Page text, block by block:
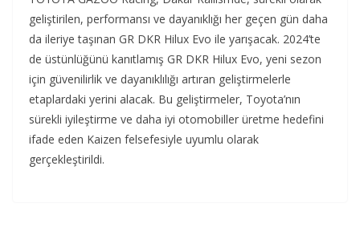
geliştirilen, performansı ve dayanıklığı her geçen gün daha
da ileriye taşınan GR DKR Hilux Evo ile yarışacak. 2024’te
de üstünlüğünü kanıtlamış GR DKR Hilux Evo, yeni sezon
için güvenilirlik ve dayanıklılığı artıran geliştirmelerle
etaplardaki yerini alacak. Bu geliştirmeler, Toyota’nın
sürekli iyileştirme ve daha iyi otomobiller üretme hedefini
ifade eden Kaizen felsefesiyle uyumlu olarak
gerçekleştirildi.